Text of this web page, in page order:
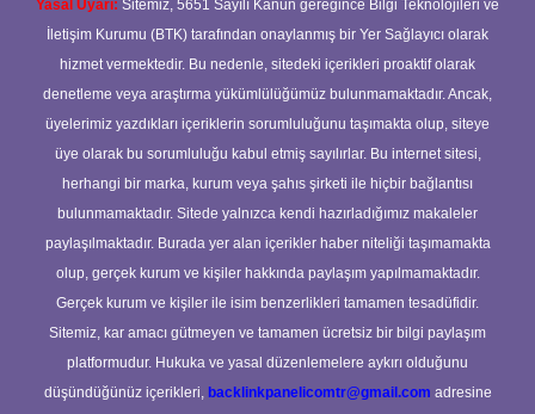
Yasal Uyarı: Sitemiz, 5651 Sayılı Kanun gereğince Bilgi Teknolojileri ve
İletişim Kurumu (BTK) tarafından onaylanmış bir Yer Sağlayıcı olarak
hizmet vermektedir. Bu nedenle, sitedeki içerikleri proaktif olarak
denetleme veya araştırma yükümlülüğümüz bulunmamaktadır. Ancak,
üyelerimiz yazdıkları içeriklerin sorumluluğunu taşımakta olup, siteye
üye olarak bu sorumluluğu kabul etmiş sayılırlar. Bu internet sitesi,
herhangi bir marka, kurum veya şahıs şirketi ile hiçbir bağlantısı
bulunmamaktadır. Sitede yalnızca kendi hazırladığımız makaleler
paylaşılmaktadır. Burada yer alan içerikler haber niteliği taşımamakta
olup, gerçek kurum ve kişiler hakkında paylaşım yapılmamaktadır.
Gerçek kurum ve kişiler ile isim benzerlikleri tamamen tesadüfidir.
Sitemiz, kar amacı gütmeyen ve tamamen ücretsiz bir bilgi paylaşım
platformudur. Hukuka ve yasal düzenlemelere aykırı olduğunu
düşündüğünüz içerikleri, backlinkpanelicomtr@gmail.com adresine